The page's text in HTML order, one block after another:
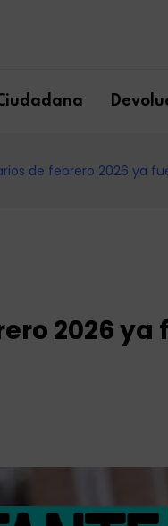
de febrero 2026 ya
2026